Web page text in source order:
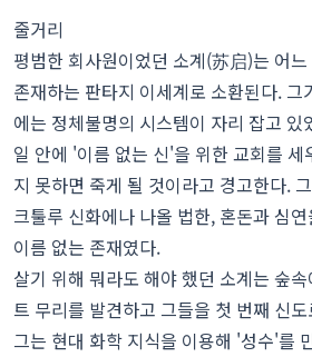
줄거리
평범한 회사원이었던 소계(苏启)는 어
존재하는 판타지 이세계로 소환된다. 그
에는 정체불명의 시스템이 자리 잡고 있
일 안에 '이름 없는 신'을 위한 교회를
지 못하면 죽게 될 것이라고 경고한다.
크툴루 신화에나 나올 법한, 혼돈과 심
이름 없는 존재였다.
살기 위해 뭐라도 해야 했던 소계는 숲
트 무리를 발견하고 그들을 첫 번째 신
그는 현대 화학 지식을 이용해 '성수'를